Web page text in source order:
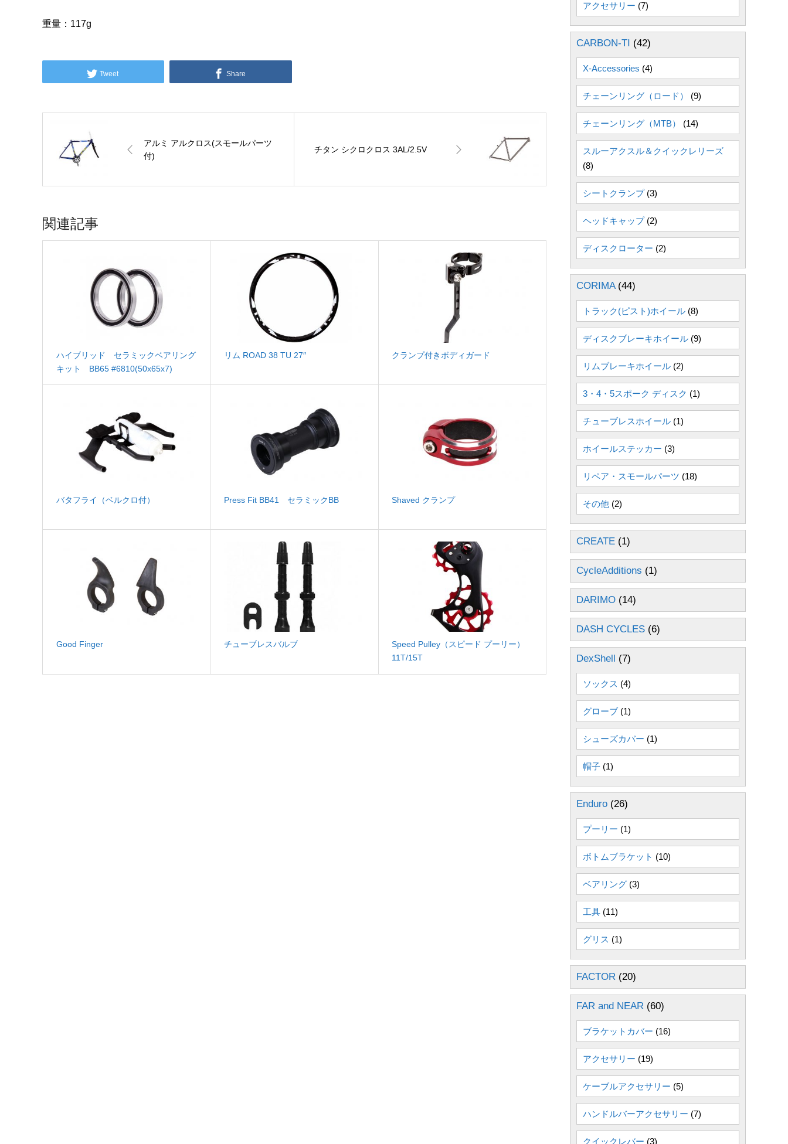
重量：117g
Tweet Share
アルミ アルクロス(スモールパーツ
付)
チタン シクロクロス 3AL/2.5V
関連記事
ハイブリッド セラミックベアリング
キット BB65 #6810(50x65x7)
リム ROAD 38 TU 27″ クランプ付きボディガード
バタフライ（ベルクロ付） Press Fit BB41 セラミックBB Shaved クランプ
Good Finger チューブレスバルブ
Speed Pulley（スピード プーリー）
11T/15T
アクセサリー (7)
CARBON-TI (42)
X-Accessories (4)
チェーンリング（ロード） (9)
チェーンリング（MTB） (14)
スルーアクスル＆クイックレリーズ
(8)
シートクランプ(3)
ヘッドキャップ(2)
ディスクローター (2)
CORIMA(44)
トラック(ピスト)ホイール (8)
ディスクブレーキホイール (9)
リムブレーキホイール (2)
3・4・5スポーク ディスク (1)
チューブレスホイール (1)
ホイールステッカー (3)
リペア・スモールパーツ (18)
その他 (2)
CREATE (1)
CycleAdditions (1)
DARIMO (14)
DASH CYCLES (6)
DexShell (7)
ソックス (4)
グローブ (1)
シューズカバー (1)
帽子 (1)
Enduro (26)
プーリー (1)
ボトムブラケット (10)
ベアリング (3)
工具 (11)
グリス (1)
FACTOR (20)
FAR and NEAR (60)
ブラケットカバー (16)
アクセサリー (19)
ケーブルアクセサリー (5)
ハンドルバーアクセサリー (7)
クイックレバー (3)